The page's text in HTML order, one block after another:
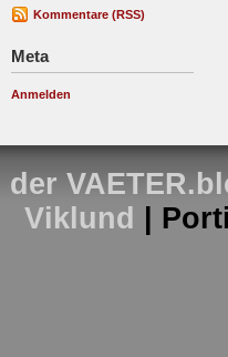
Kommentare (RSS)
Meta
Anmelden
der
Viklund
|